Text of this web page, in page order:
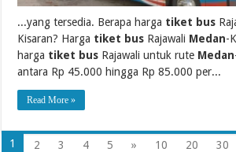
...yang tersedia. Berapa harga tiket bus
Kisaran? Harga tiket bus Rajawali Medan-
harga tiket bus Rajawali untuk rute Medan
antara Rp 45.000 hingga Rp 85.000 per...
Read More »
1 2 3 4 5 » 10 20 30